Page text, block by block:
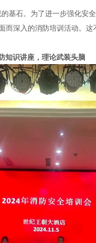
基石。为了进一步强化安
而深入的消防培训活动。
知识讲座，理论武装头脑